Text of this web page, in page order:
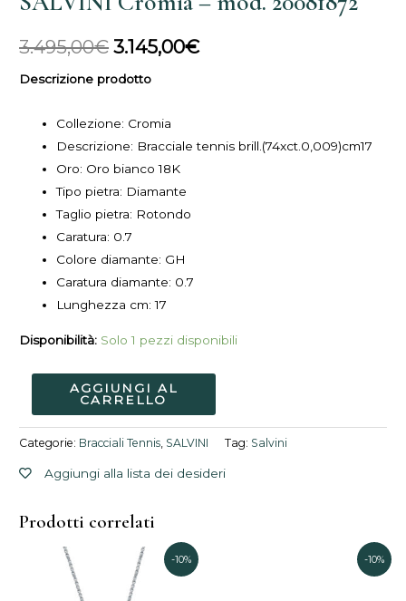
3.495,00€ era:
3.495,00€.
3.145,00€è:
Descrizione prodotto
Collezione: Cromia
Descrizione: Bracciale tennis brill.(74xct.0,009)cm17
Oro: Oro bianco 18K
Tipo pietra: Diamante
Taglio pietra: Rotondo
Caratura: 0.7
Colore diamante: GH
Caratura diamante: 0.7
Lunghezza cm:17
Disponibilità: Solo 1 pezzi disponibili
mod.
20081872
quantità
AGGIUNGI AL
CARRELLO
Categorie: Bracciali Tennis, SALVINI Tag: Salvini
Aggiungi alla lista dei desideri
Prodotti correlati
-10%
prezzo
originale
Il
prezzo
-10%